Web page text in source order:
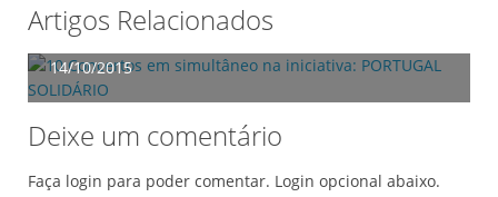
Artigos Relacionados
10 Concertos em simultâneo na iniciativa:
PORTUGAL SOLIDÁRIO
14/10/2015
Deixe um comentário
Faça login para poder comentar. Login opcional abaixo.